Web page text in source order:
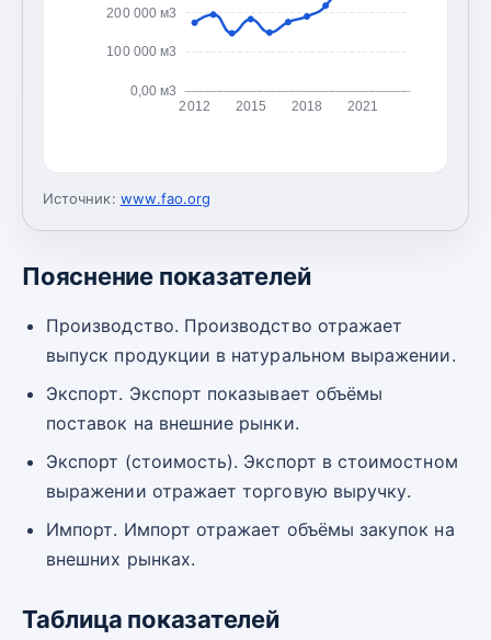
0,00 м3
100 000 м3
200 000 м3
2012 2015 2018 2021
Источник: www.fao.org
Пояснение показателей
Производство. Производство отражает
выпуск продукции в натуральном выражении.
Экспорт. Экспорт показывает объёмы
поставок на внешние рынки.
Экспорт (стоимость). Экспорт в стоимостном
выражении отражает торговую выручку.
Импорт. Импорт отражает объёмы закупок на
внешних рынках.
Таблица показателей